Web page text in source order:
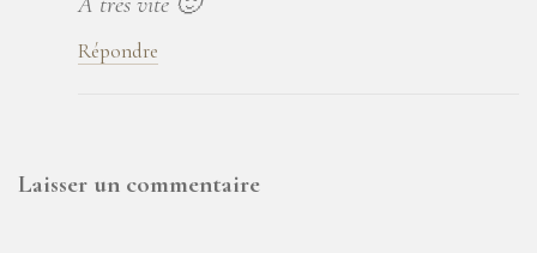
Répondre
Laisser un commentaire